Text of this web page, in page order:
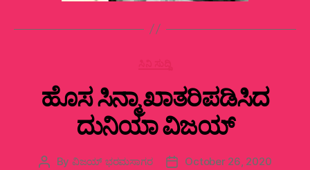
ಹೊಸ ಸಿನ್ಮಾ ಖಾತರಿಪಡಿಸಿದ
ದುನಿಯಾ ವಿಜಯ್
Post
By ವಿಜಯ್‌ ಭರಮಸಾಗರ
PostOctober 26, 2020